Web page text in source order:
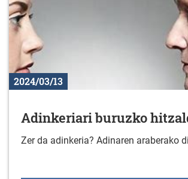
2024/03/13
Adinkeriari buruzko
Zer da adinkeria? Adinaren araberako